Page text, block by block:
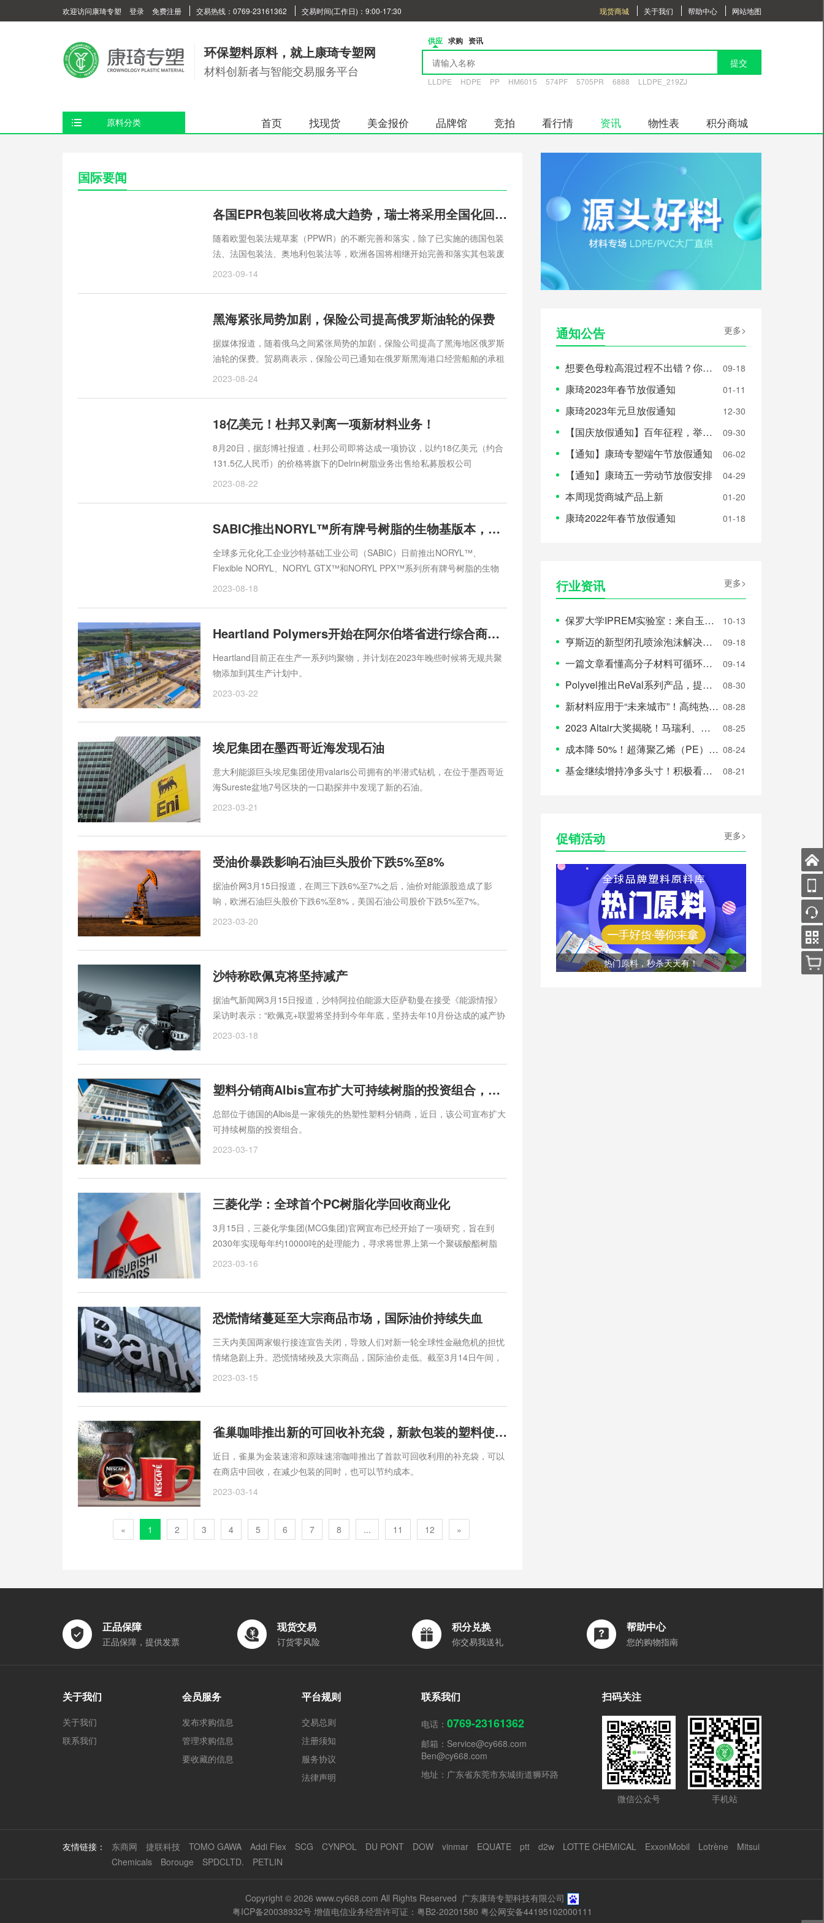
欢迎访问康琦专塑 登录 免费注册 交易热线：0769-23161362 交易时间(工作日)：9:00-17:30 现货商城 关于我们 帮助中心 网站地图
环保塑料原料，就上康琦专塑网
材料创新者与智能交易服务平台
供应 求购 资讯
提交
LLDPE HDPE PP HM6015 574PF 5705PR 6888 LLDPE_219ZJ
原料分类 首页 找现货 美金报价 品牌馆 竞拍 看行情 资讯 物性表 积分商城
国际要闻
各国EPR包装回收将成大趋势，瑞士将采用全国化回收系统
随着欧盟包装法规草案（PPWR）的不断完善和落实，除了已实施的德国包装
法、法国包装法、奥地利包装法等，欧洲各国将相继开始完善和落实其包装废
弃物管理措施。包装的付费回收将成为入驻欧洲站各大中国卖家必不可少的一
国性的塑料包装和饮料纸盒包装回收系统。此前，该国一直拒绝接受包装废弃
2023-09-14
黑海紧张局势加剧，保险公司提高俄罗斯油轮的保费
据媒体报道，随着俄乌之间紧张局势的加剧，保险公司提高了黑海地区俄罗斯
油轮的保费。贸易商表示，保险公司已通知在俄罗斯黑海港口经营船舶的承租
人，将提高所谓的“战争风险保费”。去年2月俄乌冲突爆发后，保险公司在黑海
了其黑海港口发生的几起袭击事件。贸易商表示，到目前为止，俄罗斯黑海港
保...
2023-08-24
18亿美元！杜邦又剥离一项新材料业务！
8月20日，据彭博社报道，杜邦公司即将达成一项协议，以约18亿美元（约合
131.5亿人民币）的价格将旗下的Delrin树脂业务出售给私募股权公司
JordanCompany。据悉，孤星基金(LoneStarFunds)和铂金资本
定。杜邦公司执行董事长兼首席执行官溥瑞廷(Ed Breen)称，此次资产剥离，
2023-08-22
SABIC推出NORYL™所有牌号树脂的生物基版本，进一步推动塑料的循环经济发展
全球多元化化工企业沙特基础工业公司（SABIC）日前推出NORYL™、
Flexible NORYL、NORYL GTX™和NORYL PPX™系列所有牌号树脂的生物
基版本，助力客户实现日趋严格的可持续发展目标。这些生物基树脂材料采用
选择。为证明生物基方法的可行性， SABIC三款深受欢迎的NORYL牌号已实
现商业应用，但这三款材...
2023-08-18
Heartland Polymers开始在阿尔伯塔省进行综合商业PP生产
Heartland目前正在生产一系列均聚物，并计划在2023年晚些时候将无规共聚
物添加到其生产计划中。
2023-03-22
埃尼集团在墨西哥近海发现石油
意大利能源巨头埃尼集团使用valaris公司拥有的半潜式钻机，在位于墨西哥近
海Sureste盆地7号区块的一口勘探井中发现了新的石油。
2023-03-21
受油价暴跌影响石油巨头股价下跌5%至8%
据油价网3月15日报道，在周三下跌6%至7%之后，油价对能源股造成了影
响，欧洲石油巨头股价下跌6%至8%，美国石油公司股价下跌5%至7%。
2023-03-20
沙特称欧佩克将坚持减产
据油气新闻网3月15日报道，沙特阿拉伯能源大臣萨勒曼在接受《能源情报》
采访时表示：“欧佩克+联盟将坚持到今年年底，坚持去年10月份达成的减产协
议。有些人仍然认为我们会调整该协议……我说，他们需要等到2023年12月
2023-03-18
塑料分销商Albis宣布扩大可持续树脂的投资组合，涉及SK化学的两款新产品
总部位于德国的Albis是一家领先的热塑性塑料分销商，近日，该公司宣布扩大
可持续树脂的投资组合。
2023-03-17
三菱化学：全球首个PC树脂化学回收商业化
3月15日，三菱化学集团(MCG集团)官网宣布已经开始了一项研究，旨在到
2030年实现每年约10000吨的处理能力，寻求将世界上第一个聚碳酸酯树脂
(PC树脂)解聚的化学回收商业化。
2023-03-16
恐慌情绪蔓延至大宗商品市场，国际油价持续失血
三天内美国两家银行接连宣告关闭，导致人们对新一轮全球性金融危机的担忧
情绪急剧上升。恐慌情绪殃及大宗商品，国际油价走低。截至3月14日午间，
美国WTI、伦敦布伦特原油期货主力合约已分别跌破75美元和80美元关口。
2023-03-15
雀巢咖啡推出新的可回收补充袋，新款包装的塑料使用原先少60%
近日，雀巢为金装速溶和原味速溶咖啡推出了首款可回收利用的补充袋，可以
在商店中回收，在减少包装的同时，也可以节约成本。
2023-03-14
« 1 2 3 4 5 6 7 8 ... 11 12 »
通知公告 更多>
想要色母粒高混过程不出错？你必须把握住这5个关键点！ 09-18
康琦2023年春节放假通知 01-11
康琦2023年元旦放假通知 12-30
【国庆放假通知】百年征程，举国同庆！康琦专塑放假安排 09-30
【通知】康琦专塑端午节放假通知 06-02
【通知】康琦五一劳动节放假安排 04-29
本周现货商城产品上新 01-20
康琦2022年春节放假通知 01-18
行业资讯 更多>
保罗大学IPREM实验室：来自玉米渣和细菌的生物塑料 10-13
亨斯迈的新型闭孔喷涂泡沫解决方案，包含回收和生物... 09-18
一篇文章看懂高分子材料可循环、可再生、可降解的区别 09-14
Polyvel推出ReVal系列产品，提升rPE... 08-30
新材料应用于“未来城市”！高纯热塑性工程塑料内衬... 08-28
2023 Altair大奖揭晓！马瑞利、丰田、极... 08-25
成本降 50%！超薄聚乙烯（PE）碳纤维材料问世！ 08-24
基金继续增持净多头寸！积极看好油价？ 08-21
促销活动 更多>
热门原料，秒杀天天有！
正品保障
正品保障，提供发票
现货交易
订货零风险
积分兑换
你交易我送礼
帮助中心
您的购物指南
关于我们
关于我们
联系我们
会员服务
发布求购信息
管理求购信息
要收藏的信息
平台规则
交易总则
注册须知
服务协议
法律声明
联系我们
电话： 0769-23161362
邮箱： Service@cy668.com
Ben@cy668.com
地址：广东省东莞市东城街道狮环路
扫码关注
微信公众号 手机站
友情链接： 东商网 捷联科技 TOMO GAWA Addi Flex SCG CYNPOL DU PONT DOW vinmar EQUATE ptt d2w LOTTE CHEMICAL ExxonMobil Lotrène
Mitsui
Chemicals
Borouge SPDCLTD. PETLIN
Copyright © 2026 www.cy668.com All Rights Reserved 广东康琦专塑科技有限公司
粤ICP备20038932号 增值电信业务经营许可证：粤B2-20201580 粤公网安备44195102000111